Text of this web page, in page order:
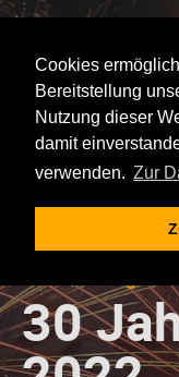
Cookies
Bereitstellung
Nutzung dieser
damit
verwenden. Zur
30